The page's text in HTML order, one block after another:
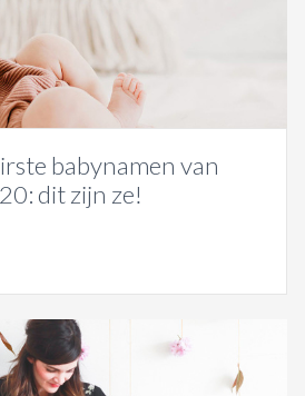
babynamen van
dit zijn ze!